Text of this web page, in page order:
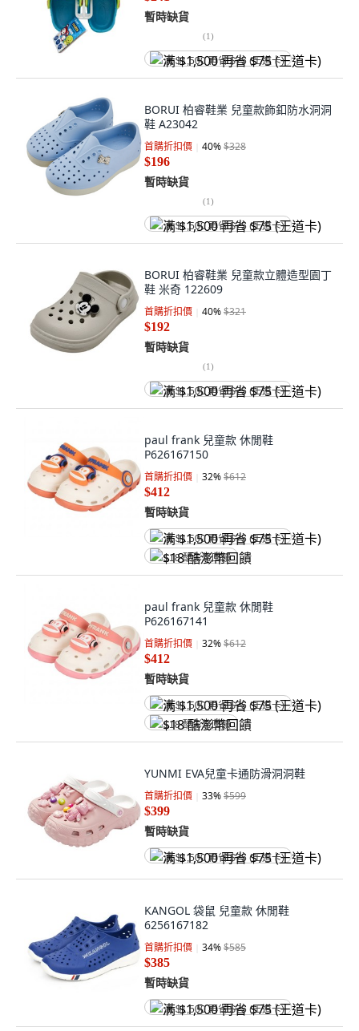
暫時缺貨
(1)
满 $1,500 再省 $75 (王道卡)
BORUI 柏睿鞋業 兒童款飾釦防水洞洞
鞋 A23042
首購折扣價 40%$328
$196
暫時缺貨
(1)
满 $1,500 再省 $75 (王道卡)
BORUI 柏睿鞋業 兒童款立體造型園丁
鞋 米奇 122609
首購折扣價 40%$321
$192
暫時缺貨
(1)
满 $1,500 再省 $75 (王道卡)
paul frank 兒童款 休閒鞋
P626167150
首購折扣價 32%$612
$412
暫時缺貨
满 $1,500 再省 $75 (王道卡)
$18 酷澎幣回饋
paul frank 兒童款 休閒鞋
P626167141
首購折扣價 32%$612
$412
暫時缺貨
满 $1,500 再省 $75 (王道卡)
$18 酷澎幣回饋
YUNMI EVA兒童卡通防滑洞洞鞋
首購折扣價 33%$599
$399
暫時缺貨
满 $1,500 再省 $75 (王道卡)
KANGOL 袋鼠 兒童款 休閒鞋
6256167182
首購折扣價 34%$585
$385
暫時缺貨
满 $1,500 再省 $75 (王道卡)